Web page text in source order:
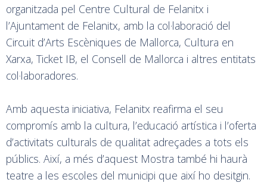
organitzada pel Centre Cultural de Felanitx i
l’Ajuntament de Felanitx, amb la col·laboració del
Circuit d’Arts Escèniques de Mallorca, Cultura en
Xarxa, Ticket IB, el Consell de Mallorca i altres entitats
col·laboradores.
Amb aquesta iniciativa, Felanitx reafirma el seu
compromís amb la cultura, l’educació artística i l’oferta
d’activitats culturals de qualitat adreçades a tots els
públics. Així, a més d’aquest Mostra també hi haurà
teatre a les escoles del municipi que així ho desitgin.